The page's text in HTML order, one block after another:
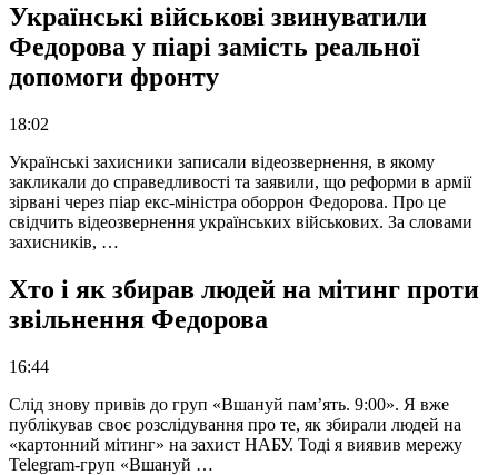
Українські військові звинуватили
Федорова у піарі замість реальної
допомоги фронту
18:02
Українські захисники записали відеозвернення, в якому
закликали до справедливості та заявили, що реформи в армії
зірвані через піар екс-міністра оборрон Федорова. Про це
свідчить відеозвернення українських військових. За словами
захисників, …
Хто і як збирав людей на мітинг проти
звільнення Федорова
16:44
Слід знову привів до груп «Вшануй пам’ять. 9:00». Я вже
публікував своє розслідування про те, як збирали людей на
«картонний мітинг» на захист НАБУ. Тоді я виявив мережу
Telegram-груп «Вшануй …